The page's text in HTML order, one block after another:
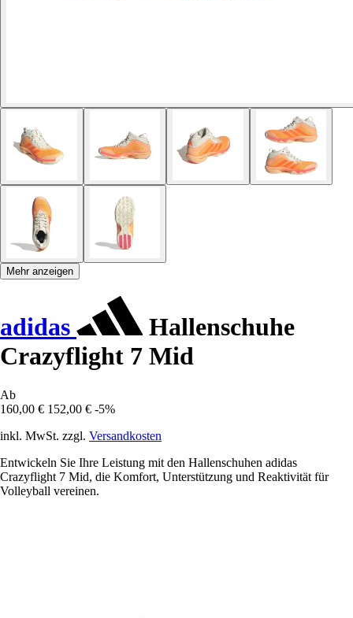
Mehr anzeigen
adidas
Hallenschuhe
Crazyflight 7 Mid
Ab
160,00 € 152,00 € -5%
inkl. MwSt. zzgl. Versandkosten
Entwickeln Sie Ihre Leistung mit den Hallenschuhen adidas
Crazyflight 7 Mid, die Komfort, Unterstützung und Reaktivität für
Volleyball vereinen.